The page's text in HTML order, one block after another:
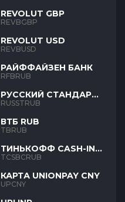
REVOLUT GBP
REVBGBP
REVOLUT USD
REVBUSD
РАЙФФАЙЗЕН БАНК
RFBRUB
РУССКИЙ СТАНДАРТ
RUB
RUSSTRUB
ВТБ RUB
TBRUB
ТИНЬКОФФ CASH-IN
RUB
TCSBCRUB
КАРТА UNIONPAY CNY
UPCNY